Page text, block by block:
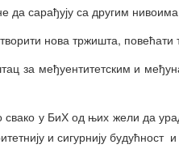
сарађују са другим
нова тржишта, повећати
за међуентитетским и
у БиХ од њих жели да
и сигурнију будућност